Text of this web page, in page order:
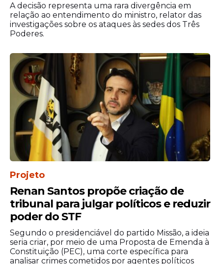
A decisão representa uma rara divergência em
relação ao entendimento do ministro, relator das
investigações sobre os ataques às sedes dos Três
Poderes.
Projeto
Renan Santos propõe criação de
tribunal para julgar políticos e reduzir
poder do STF
Segundo o presidenciável do partido Missão, a ideia
seria criar, por meio de uma Proposta de Emenda à
Constituição (PEC), uma corte específica para
analisar crimes cometidos por agentes políticos